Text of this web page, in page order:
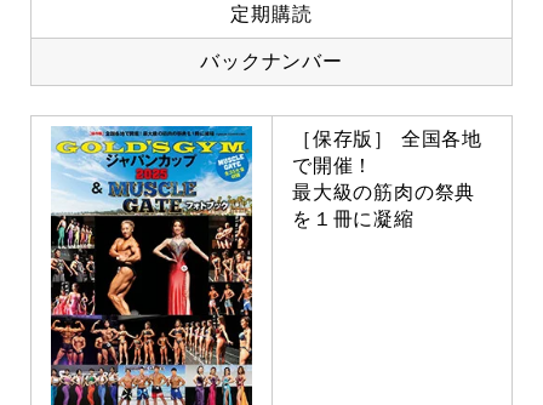
定期購読
バックナンバー
［保存版］ 全国各地
で開催！
最大級の筋肉の祭典
を１冊に凝縮